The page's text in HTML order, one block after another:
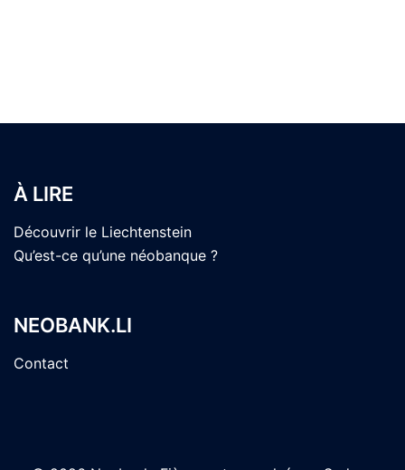
À LIRE
Découvrir le Liechtenstein
Qu’est-ce qu’une néobanque ?
NEOBANK.LI
Contact